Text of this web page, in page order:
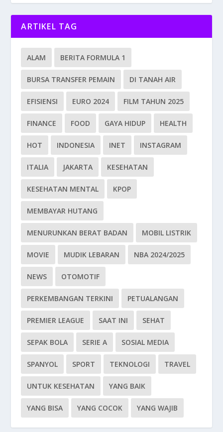
ARTIKEL TAG
ALAM BERITA FORMULA 1
BURSA TRANSFER PEMAIN DI TANAH AIR
EFISIENSI EURO 2024 FILM TAHUN 2025
FINANCE FOOD GAYA HIDUP HEALTH
HOT INDONESIA INET INSTAGRAM
ITALIA JAKARTA KESEHATAN
KESEHATAN MENTAL KPOP
MEMBAYAR HUTANG
MENURUNKAN BERAT BADAN MOBIL LISTRIK
MOVIE MUDIK LEBARAN NBA 2024/2025
NEWS OTOMOTIF
PERKEMBANGAN TERKINI PETUALANGAN
PREMIER LEAGUE SAAT INI SEHAT
SEPAK BOLA SERIE A SOSIAL MEDIA
SPANYOL SPORT TEKNOLOGI TRAVEL
UNTUK KESEHATAN YANG BAIK
YANG BISA YANG COCOK YANG WAJIB